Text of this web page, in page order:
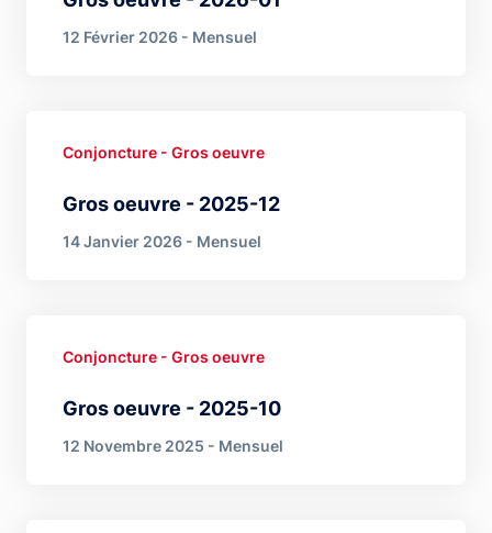
12 Février 2026 - Mensuel
Gros oeuvre - 2025-12
Conjoncture - Gros oeuvre
14 Janvier 2026 - Mensuel
Gros oeuvre - 2025-10
Conjoncture - Gros oeuvre
12 Novembre 2025 - Mensuel